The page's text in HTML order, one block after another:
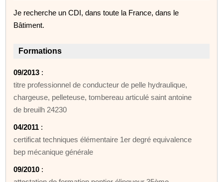
Je recherche un CDI, dans toute la France, dans le
Bâtiment.
Formations
09/2013 :
titre professionnel de conducteur de pelle hydraulique,
chargeuse, pelleteuse, tombereau articulé saint antoine
de breuilh 24230
04/2011 :
certificat techniques élémentaire 1er degré equivalence
bep mécanique générale
09/2010 :